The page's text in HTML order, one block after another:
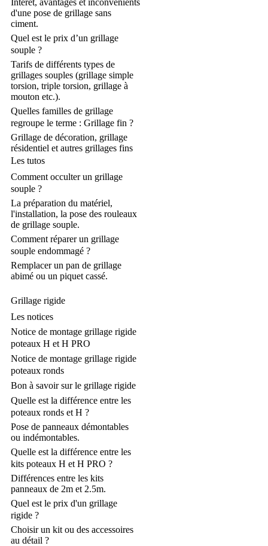
Intérêt, avantages et inconvénients
d'une pose de grillage sans
ciment.
Quel est le prix d’un grillage
souple ?
Tarifs de différents types de
grillages souples (grillage simple
torsion, triple torsion, grillage à
mouton etc.).
Quelles familles de grillage
regroupe le terme : Grillage fin ?
Grillage de décoration, grillage
résidentiel et autres grillages fins
Les tutos
Comment occulter un grillage
souple ?
La préparation du matériel,
l'installation, la pose des rouleaux
de grillage souple.
Comment réparer un grillage
souple endommagé ?
Remplacer un pan de grillage
abimé ou un piquet cassé.
Grillage rigide
Les notices
Notice de montage grillage rigide
poteaux H et H PRO
Notice de montage grillage rigide
poteaux ronds
Bon à savoir sur le grillage rigide
Quelle est la différence entre les
poteaux ronds et H ?
Pose de panneaux démontables
ou indémontables.
Quelle est la différence entre les
kits poteaux H et H PRO ?
Différences entre les kits
panneaux de 2m et 2.5m.
Quel est le prix d'un grillage
rigide ?
Choisir un kit ou des accessoires
au détail ?